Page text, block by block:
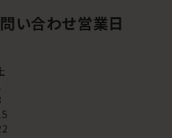
い合わせ営業日